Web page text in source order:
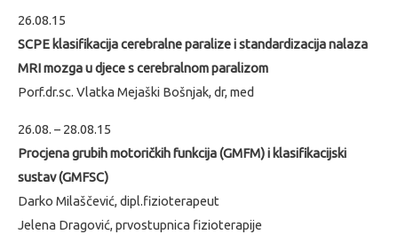
26.08.15
SCPE klasifikacija cerebralne paralize i standardizacija nalaza
MRI mozga u djece s cerebralnom paralizom
Porf.dr.sc. Vlatka Mejaški Bošnjak, dr, med
26.08. – 28.08.15
Procjena grubih motoričkih funkcija (GMFM) i klasifikacijski
sustav (GMFSC)
Darko Milaščević, dipl.fizioterapeut
Jelena Dragović, prvostupnica fizioterapije